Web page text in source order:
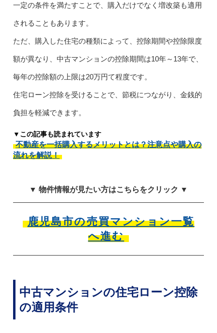
一定の条件を満たすことで、購入だけでなく増改築も適用
されることもあります。
ただ、購入した住宅の種類によって、控除期間や控除限度
額が異なり、中古マンションの控除期間は10年～13年で、
毎年の控除額の上限は20万円て程度です。
住宅ローン控除を受けることで、節税につながり、金銭的
負担を軽減できます。
▼この記事も読まれています
不動産を一括購入するメリットとは？注意点や購入の
流れを解説！
▼ 物件情報が見たい方はこちらをクリック ▼
鹿児島市の売買マンション一覧
へ進む
中古マンションの住宅ローン控除
の適用条件